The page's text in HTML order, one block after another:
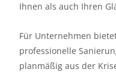
Ihnen als auch Ihren
Für Unternehmen
professionelle
planmäßig aus der